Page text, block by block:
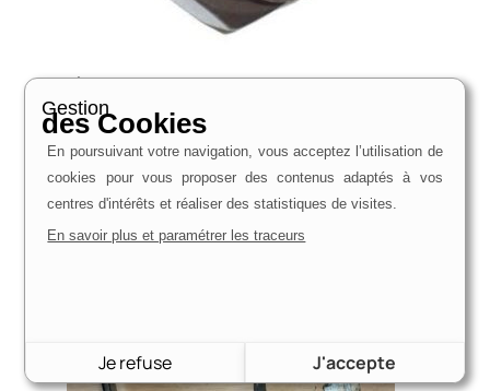
Voir le produit
Gestion
des Cookies
En poursuivant votre navigation, vous acceptez l’utilisation de
cookies pour vous proposer des contenus adaptés à vos
centres d'intérêts et réaliser des statistiques de visites.
En savoir plus et paramétrer les traceurs
Je refuse J'accepte